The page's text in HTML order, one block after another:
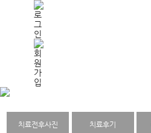
치료전후사진 치료후기